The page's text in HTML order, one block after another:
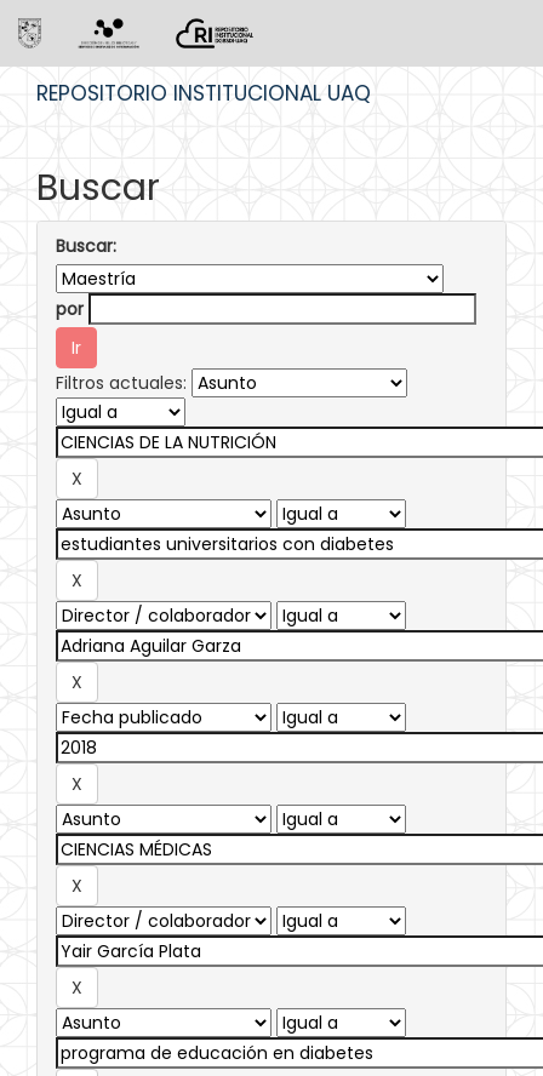
REPOSITORIO INSTITUCIONAL UAQ
Buscar
Buscar:
por
Filtros actuales: